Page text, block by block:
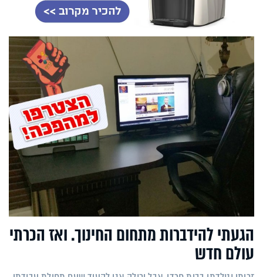
הגעתי להידברות מתחום החינוך. ואז הכרתי
עולם חדש